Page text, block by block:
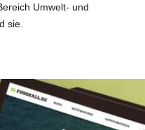
Umwelt- und
sie.